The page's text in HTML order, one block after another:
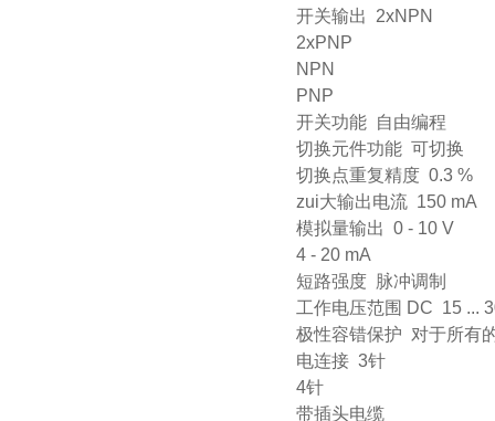
开关输出 2xNPN
2xPNP
NPN
PNP
开关功能 自由编程
切换元件功能 可切换
切换点重复精度 0.3 %
zui大输出电流 150 mA
模拟量输出 0 - 10 V
4 - 20 mA
短路强度 脉冲调制
工作电压范围 DC 15 ...
极性容错保护 对于所有
电连接 3针
4针
带插头电缆